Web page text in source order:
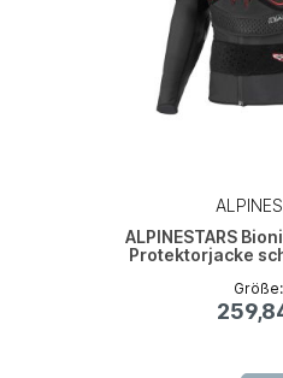
ALPINESTARS
Protektorjacke
Größe: